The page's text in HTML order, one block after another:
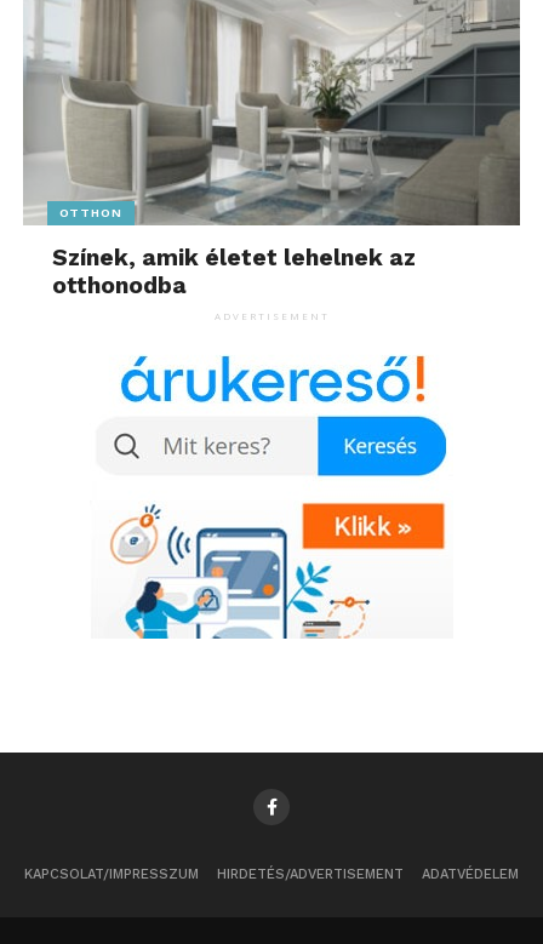
OTTHON
Színek, amik életet lehelnek az
otthonodba
ADVERTISEMENT
KAPCSOLAT/IMPRESSZUM HIRDETÉS/ADVERTISEMENT ADATVÉDELEM